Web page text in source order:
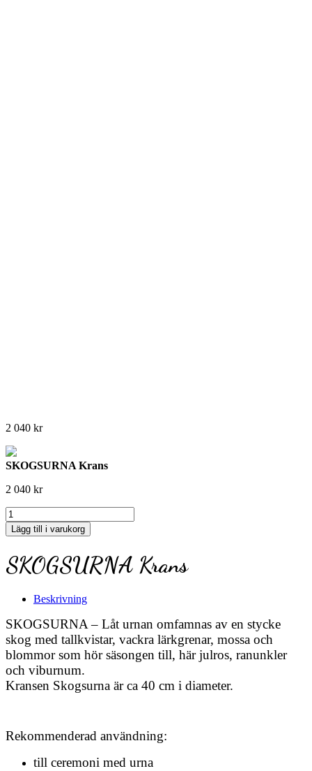
2 040 kr
SKOGSURNA Krans
2 040 kr
SKOGSURNA
Krans
mängd
Lägg till i varukorg
SKOGSURNA Krans
Beskrivning
SKOGSURNA – Låt urnan omfamnas av en stycke
skog med tallkvistar, vackra lärkgrenar, mossa och
blommor som hör säsongen till, här julros, ranunkler
och viburnum.
Kransen Skogsurna är ca 40 cm i diameter.
Rekommenderad användning:
till ceremoni med urna